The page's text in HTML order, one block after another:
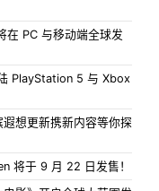
在 PC 与移动端全球发
PlayStation 5 与 Xbox
遐想更新携新内容等你探
将于 9 月 22 日发售！